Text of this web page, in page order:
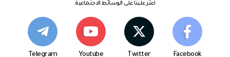
اعثر علينا على الوسائط الاجتماعية
Facebook
Twitter
Youtube
Telegram